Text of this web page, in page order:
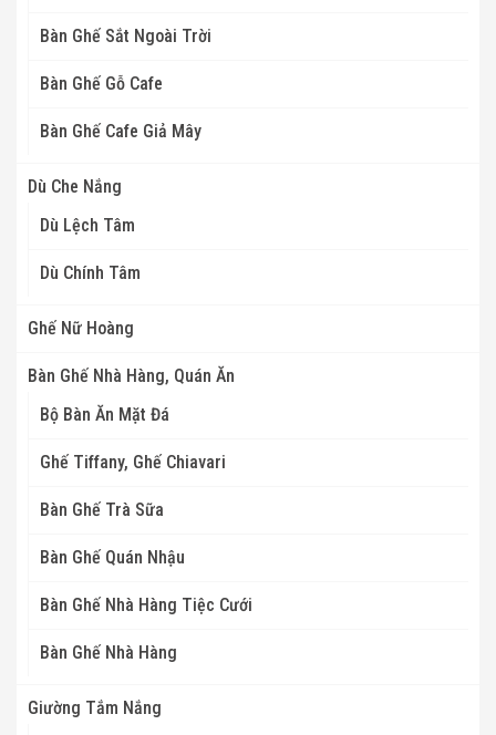
Bàn Ghế Sắt Ngoài Trời
Bàn Ghế Gỗ Cafe
Bàn Ghế Cafe Giả Mây
Dù Che Nắng
Dù Lệch Tâm
Dù Chính Tâm
Ghế Nữ Hoàng
Bàn Ghế Nhà Hàng, Quán Ăn
Bộ Bàn Ăn Mặt Đá
Ghế Tiffany, Ghế Chiavari
Bàn Ghế Trà Sữa
Bàn Ghế Quán Nhậu
Bàn Ghế Nhà Hàng Tiệc Cưới
Bàn Ghế Nhà Hàng
Giường Tắm Nắng